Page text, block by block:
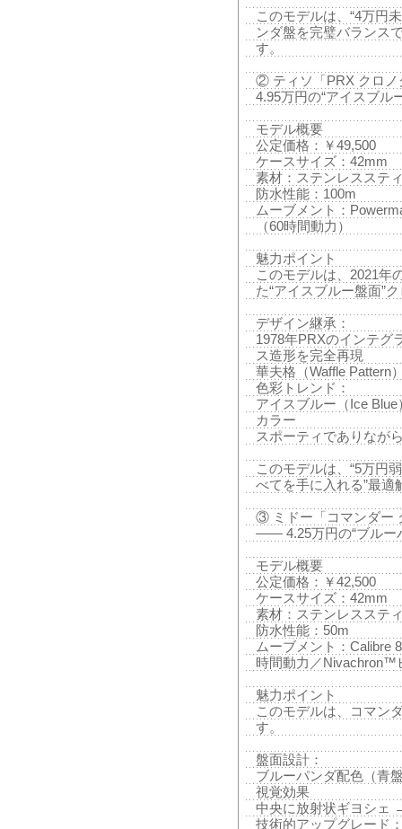
このモデルは、“4万円
ンダ盤を完璧バランス
す。
② ティソ「PRX クロ
4.95万円の“アイスブル
モデル概要
公定価格：￥49,500
ケースサイズ：42mm
素材：ステンレスステ
防水性能：100m
ムーブメント：
（60時間動力）
魅力ポイント
このモデルは、2021年
た“アイスブルー盤面”
デザイン継承：
1978年PRXのインテグ
ス造形を完全再現
華夫格（Waffle
色彩トレンド：
アイスブルー（Ice
カラー
スポーティでありなが
このモデルは、“5万円
べてを手に入れる”最適
③ ミドー「コマンダー
—— 4.25万円の“ブルー
モデル概要
公定価格：￥42,500
ケースサイズ：42mm
素材：ステンレスステ
防水性能：50m
ムーブメント：Calibre
時間動力／Nivachron™
魅力ポイント
このモデルは、コマン
す。
盤面設計：
ブルーパンダ配色（青
視覚効果
中央に放射状ギヨシェ
技術的アップグレード